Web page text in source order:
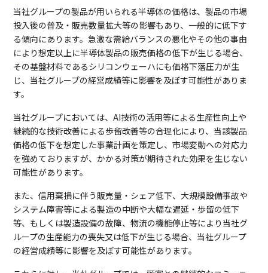
当社グループの製品が用いられる半導体の価格は、製品の市場
投入後の普及・販売数量拡大等の影響もあり、一般的に低下す
る傾向にあります。急激な需給バランスの悪化やその他の事由
により想定以上に半導体製品の販売価格の低下が生じる場合、
その基盤材料であるシリコンウェーハにも価格下落圧力が生
じ、当社グループの経営成績等に影響を及ぼす可能性がありま
す。
当社グループにおいては、AI技術の活用等による生産性向上や
継続的な技術改善による歩留改善等の合理化により、当該製品
価格の低下を想定した事業計画を策定し、市場変動への対応力
を強めておりますが、かかる対策が期待された効果を生じない
可能性があります。
また、信用棄損に伴う販売量・シェア低下、大規模設備事故や
システム障害等による製造の中断や大幅な遅延・歩留の低下
等、もしくは製造設備の故障、物流の機能停止等により当社グ
ループの生産能力の喪失又は低下が生じる場合、当社グループ
の経営成績等に影響を及ぼす可能性があります。